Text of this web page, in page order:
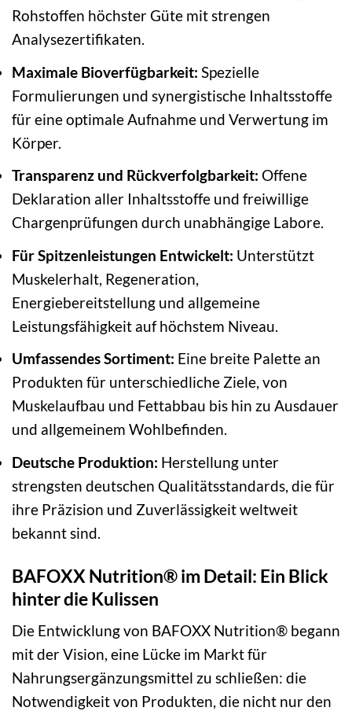
Rohstoffen höchster Güte mit strengen
Analysezertifikaten.
Maximale Bioverfügbarkeit: Spezielle
Formulierungen und synergistische Inhaltsstoffe
für eine optimale Aufnahme und Verwertung im
Körper.
Transparenz und Rückverfolgbarkeit: Offene
Deklaration aller Inhaltsstoffe und freiwillige
Chargenprüfungen durch unabhängige Labore.
Für Spitzenleistungen Entwickelt: Unterstützt
Muskelerhalt, Regeneration,
Energiebereitstellung und allgemeine
Leistungsfähigkeit auf höchstem Niveau.
Umfassendes Sortiment: Eine breite Palette an
Produkten für unterschiedliche Ziele, von
Muskelaufbau und Fettabbau bis hin zu Ausdauer
und allgemeinem Wohlbefinden.
Deutsche Produktion: Herstellung unter
strengsten deutschen Qualitätsstandards, die für
ihre Präzision und Zuverlässigkeit weltweit
bekannt sind.
BAFOXX Nutrition® im Detail: Ein Blick
hinter die Kulissen
Die Entwicklung von BAFOXX Nutrition® begann
mit der Vision, eine Lücke im Markt für
Nahrungsergänzungsmittel zu schließen: die
Notwendigkeit von Produkten, die nicht nur den